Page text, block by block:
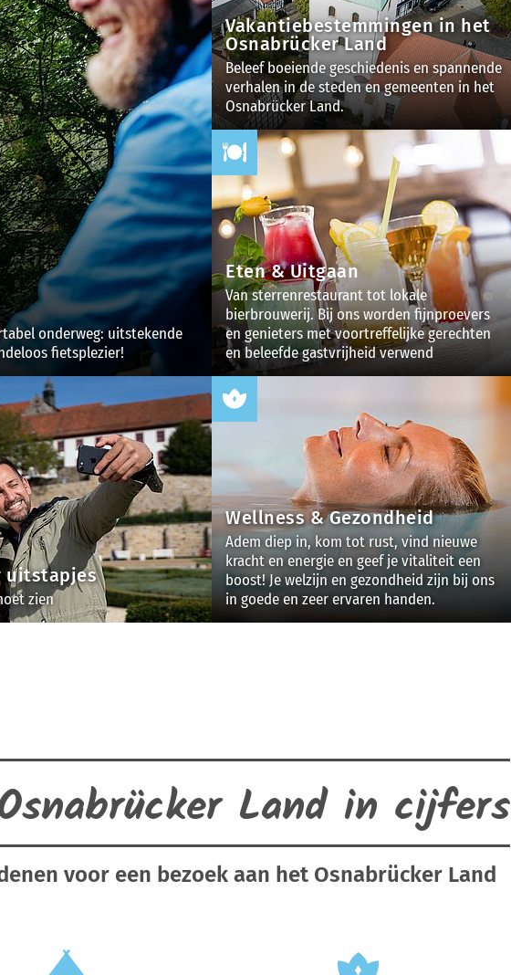
onderweg: uitstekende
fietsplezier!
Vakantiebestemmingen in het
Osnabrücker Land
Beleef boeiende geschiedenis en spannende
verhalen in de steden en gemeenten in het
Osnabrücker Land.
Eten & Uitgaan
Van sterrenrestaurant tot lokale
bierbrouwerij. Bij ons worden fijnproevers
en genieters met voortreffelijke gerechten
en beleefde gastvrijheid verwend
uitstapjes
zien
Wellness & Gezondheid
Adem diep in, kom tot rust, vind nieuwe
kracht en energie en geef je vitaliteit een
boost! Je welzijn en gezondheid zijn bij ons
in goede en zeer ervaren handen.
Land in cijfers
voor een bezoek aan het Osnabrücker Land